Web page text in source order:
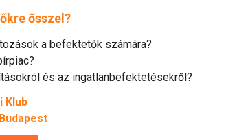
ősszel?
a befektetők számára?
és az ingatlanbefektetésekről?
Klub